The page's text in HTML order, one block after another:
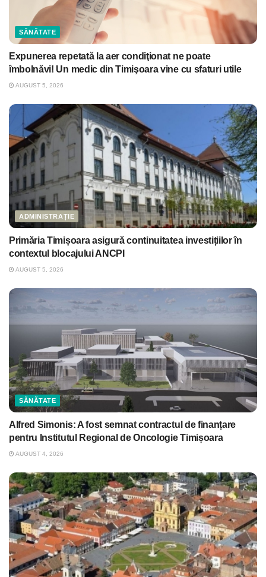
SĂNĂTATE
Expunerea repetată la aer condiţionat ne poate
îmbolnăvi! Un medic din Timişoara vine cu sfaturi utile
AUGUST 5, 2026
ADMINISTRAȚIE
Primăria Timișoara asigură continuitatea investițiilor în
contextul blocajului ANCPI
AUGUST 5, 2026
SĂNĂTATE
Alfred Simonis: A fost semnat contractul de finanțare
pentru Institutul Regional de Oncologie Timișoara
AUGUST 4, 2026